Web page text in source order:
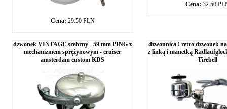
Cena: 29.50 PLN
Cena: 32.50
dzwonek VINTAGE srebrny - 59 mm PING z
mechanizmem sprężynowym - cruiser
amsterdam custom KDS
dzwonnica ! retro dzwonek
z linką i manetką
Tirebell